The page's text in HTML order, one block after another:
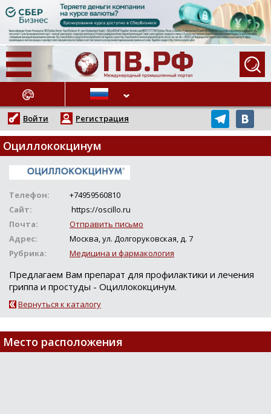
НОВОСТИ
Войти Регистрация
Оциллококцинум
Телефон:
+74959560810
Сайт:
https://oscillo.ru
Почта:
Отправить письмо
Адрес:
Москва, ул. Долгоруковская, д. 7
Рубрика:
Медицина и фармакология
Предлагаем Вам препарат для профилактики и лечения
гриппа и простуды - Оциллококцинум.
Вернуться к каталогу
Место расположения